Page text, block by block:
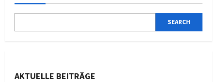
SEARCH
AKTUELLE BEITRÄGE